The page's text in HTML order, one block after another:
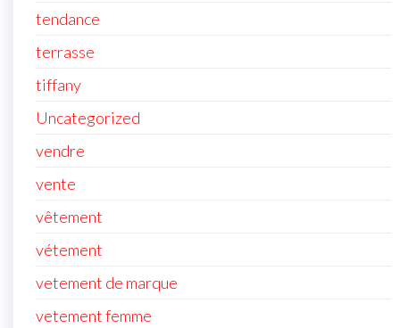
tendance
terrasse
tiffany
Uncategorized
vendre
vente
vêtement
vétement
vetement de marque
vetement femme